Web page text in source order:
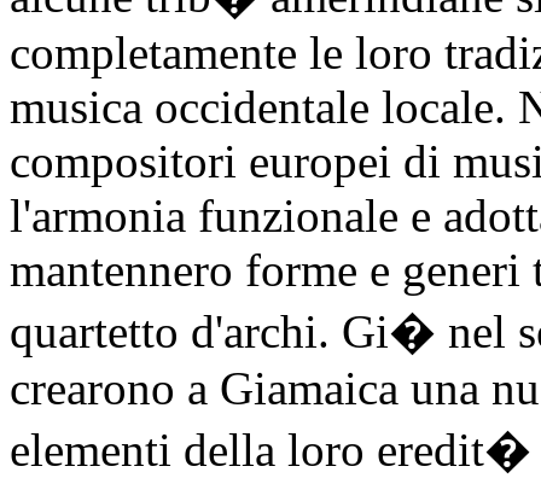
completamente le loro
musica occidentale locale.
compositori europei di
l'armonia funzionale e
mantennero forme e
quartetto d'archi. Gi� nel
crearono a Giamaica una
elementi della loro